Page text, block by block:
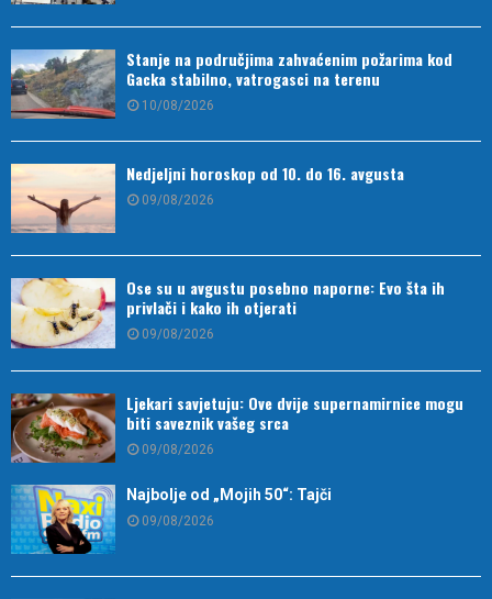
Stanje na područjima zahvaćenim požarima kod
Gacka stabilno, vatrogasci na terenu
10/08/2026
Nedjeljni horoskop od 10. do 16. avgusta
09/08/2026
Ose su u avgustu posebno naporne: Evo šta ih
privlači i kako ih otjerati
09/08/2026
Ljekari savjetuju: Ove dvije supernamirnice mogu
biti saveznik vašeg srca
09/08/2026
Najbolje od „Mojih 50“: Tajči
09/08/2026